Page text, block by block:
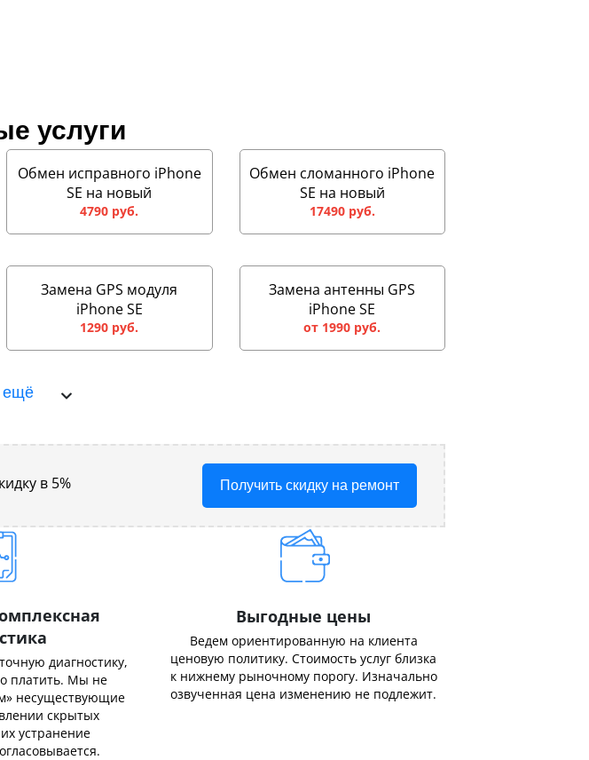
услуги
Обмен исправного iPhone
SE на новый
4790 руб.
Обмен сломанного iPhone
SE на новый
17490 руб.
Замена GPS модуля
iPhone SE
1290 руб.
Замена антенны GPS
iPhone SE
от 1990 руб.
ещё
в 5% Получить скидку на ремонт
диагностику,
платить. Мы не
несуществующие
скрытых
устранение
Выгодные цены
Ведем ориентированную на клиента
ценовую политику. Стоимость услуг близка
к нижнему рыночному порогу. Изначально
озвученная цена изменению не подлежит.